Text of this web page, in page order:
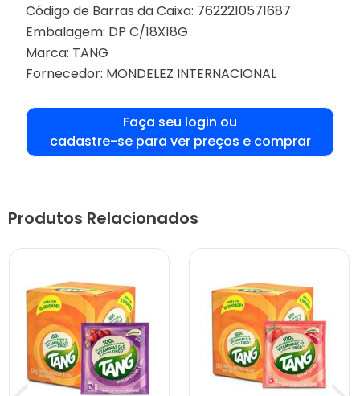
Código de Barras da Caixa: 7622210571687
Embalagem: DP C/18X18G
Marca: TANG
Fornecedor: MONDELEZ INTERNACIONAL
Faça seu login ou
cadastre-se para ver preços e comprar
Produtos Relacionados